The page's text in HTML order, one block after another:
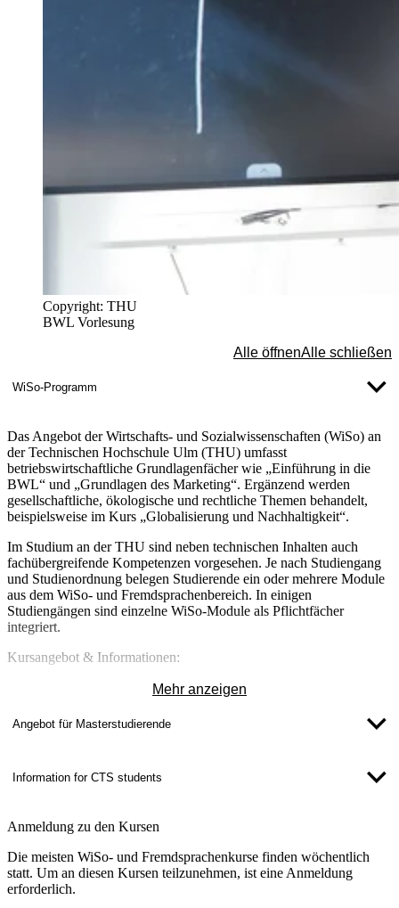
Copyright: THU
BWL Vorlesung
Alle öffnenAlle schließen
WiSo-Programm
Das Angebot der Wirtschafts- und Sozialwissenschaften (WiSo) an
der Technischen Hochschule Ulm (THU) umfasst
betriebswirtschaftliche Grundlagenfächer wie „Einführung in die
BWL“ und „Grundlagen des Marketing“. Ergänzend werden
gesellschaftliche, ökologische und rechtliche Themen behandelt,
beispielsweise im Kurs „Globalisierung und Nachhaltigkeit“.
Im Studium an der THU sind neben technischen Inhalten auch
fachübergreifende Kompetenzen vorgesehen. Je nach Studiengang
und Studienordnung belegen Studierende ein oder mehrere Module
aus dem WiSo- und Fremdsprachenbereich. In einigen
Studiengängen sind einzelne WiSo-Module als Pflichtfächer
integriert.
Kursangebot & Informationen:
WiSo-Programm SoSe2026Mehr anzeigen
Angebot für Masterstudierende
Information for CTS students
Anmeldung zu den Kursen
Die meisten WiSo- und Fremdsprachenkurse finden wöchentlich
statt. Um an diesen Kursen teilzunehmen, ist eine Anmeldung
erforderlich.